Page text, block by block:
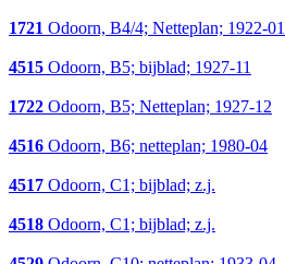
1721 Odoorn, B4/4; Netteplan; 1922-01
4515 Odoorn, B5; bijblad; 1927-11
1722 Odoorn, B5; Netteplan; 1927-12
4516 Odoorn, B6; netteplan; 1980-04
4517 Odoorn, C1; bijblad; z.j.
4518 Odoorn, C1; bijblad; z.j.